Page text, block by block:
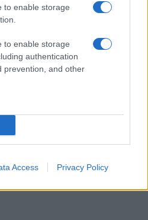
to enable storage
to enable storage
authentication
prevention, and other
Access Privacy Policy
ρεαλιστικες,
οχι πιασαρικα θεματα τυπου